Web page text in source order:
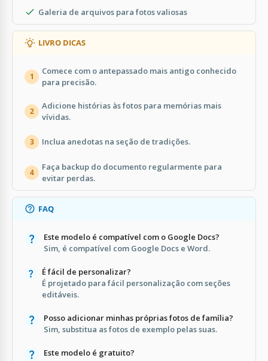
Galeria de arquivos para fotos valiosas
LIVRO DICAS
1
Comece com o antepassado mais antigo conhecido
para precisão.
2
Adicione histórias às fotos para memórias mais
vívidas.
3 Inclua anedotas na seção de tradições.
4
Faça backup do documento regularmente para
evitar perdas.
FAQ
Este modelo é compatível com o Google Docs?
Sim, é compatível com Google Docs e Word.
É fácil de personalizar?
É projetado para fácil personalização com seções
editáveis.
Posso adicionar minhas próprias fotos de família?
Sim, substitua as fotos de exemplo pelas suas.
Este modelo é gratuito?